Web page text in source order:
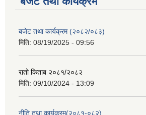
बजेट तथा कार्यक्रम (२०८२/०८३)
मिति: 08/19/2025 - 09:56
रातो किताब २०८१/२०८२
मिति: 09/10/2024 - 13:09
नीति तथा कार्यक्रम(२०८१-०८२)